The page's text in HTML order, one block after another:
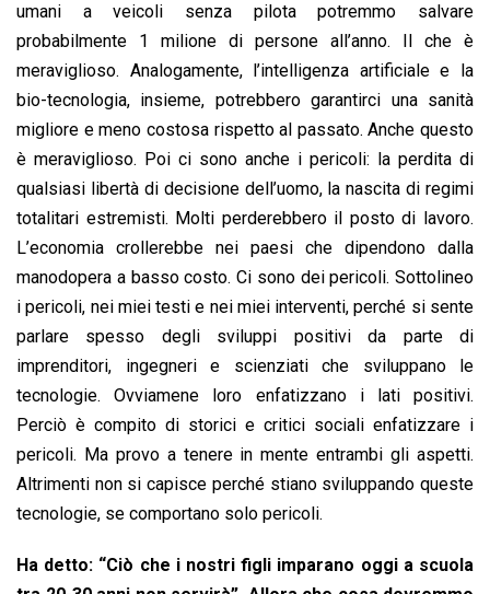
umani a veicoli senza pilota potremmo salvare
probabilmente 1 milione di persone all’anno. Il che è
meraviglioso. Analogamente, l’intelligenza artificiale e la
bio-tecnologia, insieme, potrebbero garantirci una sanità
migliore e meno costosa rispetto al passato. Anche questo
è meraviglioso. Poi ci sono anche i pericoli: la perdita di
qualsiasi libertà di decisione dell’uomo, la nascita di regimi
totalitari estremisti. Molti perderebbero il posto di lavoro.
L’economia crollerebbe nei paesi che dipendono dalla
manodopera a basso costo. Ci sono dei pericoli. Sottolineo
i pericoli, nei miei testi e nei miei interventi, perché si sente
parlare spesso degli sviluppi positivi da parte di
imprenditori, ingegneri e scienziati che sviluppano le
tecnologie. Ovviamene loro enfatizzano i lati positivi.
Perciò è compito di storici e critici sociali enfatizzare i
pericoli. Ma provo a tenere in mente entrambi gli aspetti.
Altrimenti non si capisce perché stiano sviluppando queste
tecnologie, se comportano solo pericoli.
Ha detto: “Ciò che i nostri figli imparano oggi a scuola